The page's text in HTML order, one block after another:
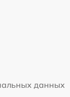
данных